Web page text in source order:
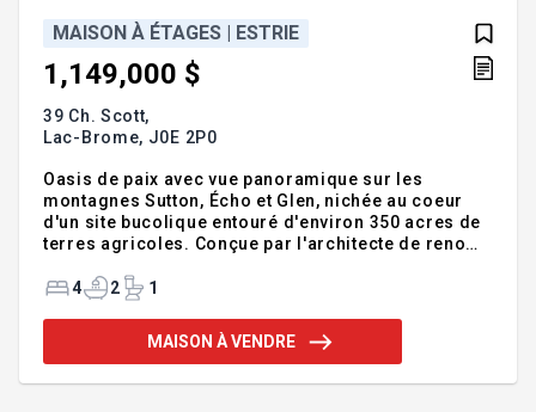
MAISON À ÉTAGES | ESTRIE
1,149,000 $
39 Ch. Scott,
Lac-Brome, J0E 2P0
Oasis de paix avec vue panoramique sur les
montagnes Sutton, Écho et Glen, nichée au coeur
d'un site bucolique entouré d'environ 350 acres de
terres agricoles. Conçue par l'architecte de renom
maison contemporaine offre 4 chambres
Rénovée au fil des ans, elle séduit par son style
intemporel, sa luminosité et son emplacement
4 2 1
MAISON À VENDRE